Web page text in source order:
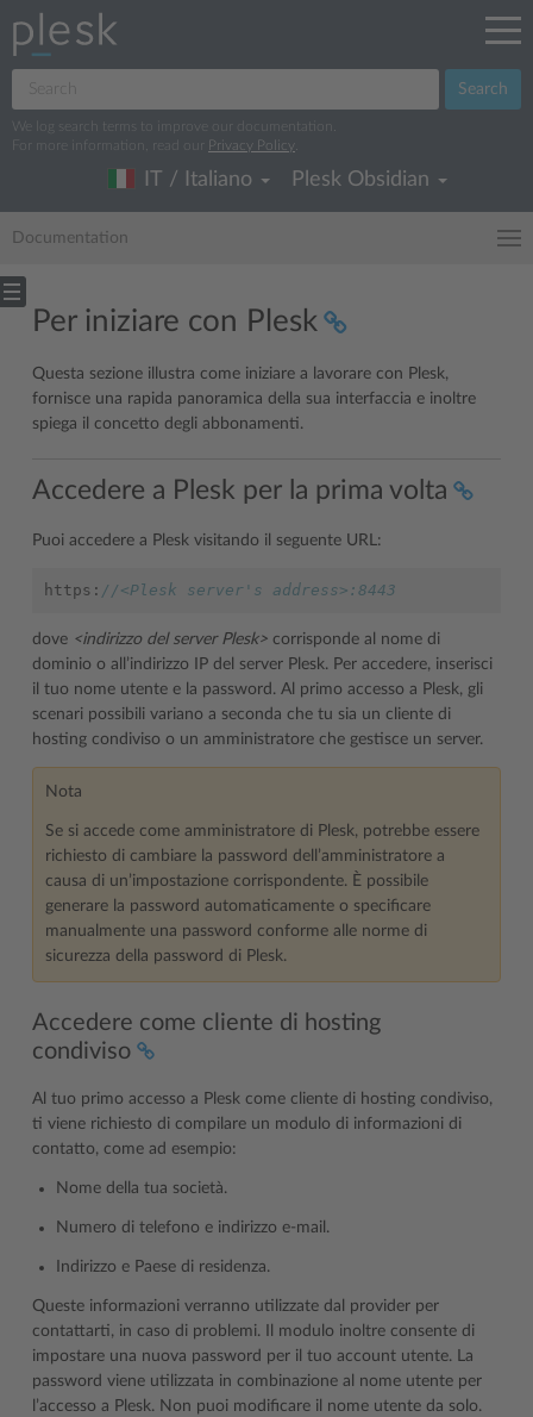
Search
We log search terms to improve our documentation.
For more information, read our
Privacy Policy
IT / Italiano Plesk Obsidian
Documentation
Per iniziare con Plesk
Questa sezione illustra come iniziare a lavorare con Plesk,
fornisce una rapida panoramica della sua interfaccia e inoltre
spiega il concetto degli abbonamenti.
Accedere a Plesk per la prima volta
Puoi accedere a Plesk visitando il seguente URL:
https : //<Plesk server's address>:8443
dove <indirizzo del server Plesk> corrisponde al nome di
dominio o all’indirizzo IP del server Plesk. Per accedere, inserisci
il tuo nome utente e la password. Al primo accesso a Plesk, gli
scenari possibili variano a seconda che tu sia un cliente di
hosting condiviso o un amministratore che gestisce un server.
Nota
Se si accede come amministratore di Plesk, potrebbe essere
richiesto di cambiare la password dell’amministratore a
causa di un’impostazione corrispondente. È possibile
generare la password automaticamente o specificare
manualmente una password conforme alle norme di
sicurezza della password di Plesk.
Accedere come cliente di hosting
condiviso
Al tuo primo accesso a Plesk come cliente di hosting condiviso,
ti viene richiesto di compilare un modulo di informazioni di
contatto, come ad esempio:
Nome della tua società.
Numero di telefono e indirizzo e-mail.
Indirizzo e Paese di residenza.
Queste informazioni verranno utilizzate dal provider per
contattarti, in caso di problemi. Il modulo inoltre consente di
impostare una nuova password per il tuo account utente. La
password viene utilizzata in combinazione al nome utente per
l’accesso a Plesk. Non puoi modificare il nome utente da solo.